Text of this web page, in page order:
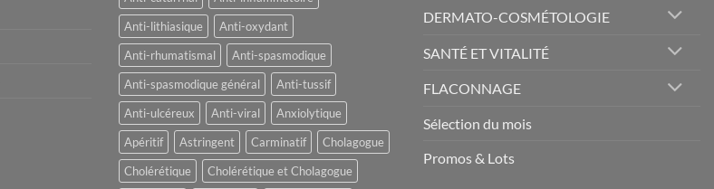
Anti-lithiasique
Anti-oxydant
Anti-rhumatismal
Anti-spasmodique
Anti-spasmodique général
Anti-tussif
Anti-ulcéreux
Anti-viral
Anxiolytique
Apéritif
Astringent Carminatif
Cholagogue
Cholérétique
Cholérétique et Cholagogue
DERMATO-COSMÉTOLOGIE
SANTÉ ET VITALITÉ
FLACONNAGE
Sélection du mois
Promos & Lots